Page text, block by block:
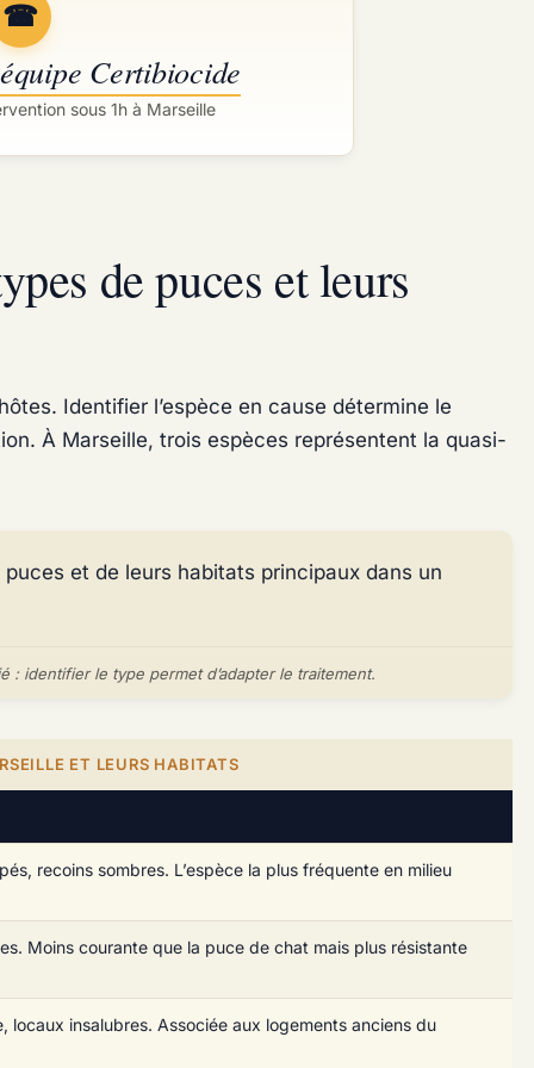
☎
Certibiocide
sous 1h à Marseille
de puces et leurs
Identifier l’espèce en cause détermine le
À Marseille, trois espèces représentent la quasi-
: identifier le type permet d’adapter le traitement.
ET LEURS HABITATS
recoins sombres. L’espèce la plus fréquente en milieu
Moins courante que la puce de chat mais plus résistante
locaux insalubres. Associée aux logements anciens du